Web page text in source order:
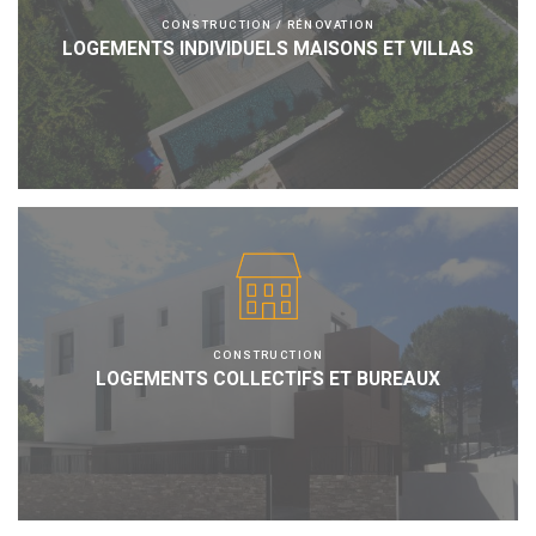
CONSTRUCTION / RÉNOVATION
LOGEMENTS INDIVIDUELS MAISONS ET VILLAS
CONSTRUCTION
LOGEMENTS COLLECTIFS ET BUREAUX